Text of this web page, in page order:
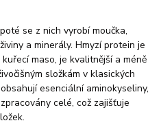
se z nich vyrobí moučka,
a minerály. Hmyzí protein je
maso, je kvalitnější a méně
složkám v klasických
esenciální aminokyseliny,
celé, což zajišťuje